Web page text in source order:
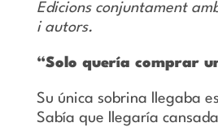
Edicions conjuntament
i autors.
“Solo quería comprar
Su única sobrina llegaba
Sabía que llegaría